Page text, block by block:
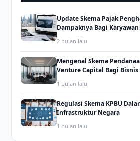
Update Skema Pajak
Dampaknya Bagi
2 bulan lalu
Mengenal Skema
Venture Capital Bagi
1 bulan lalu
Regulasi Skema KPBU
Infrastruktur Negara
1 bulan lalu